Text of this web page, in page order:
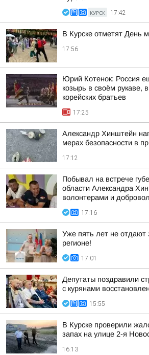
КУРСК 17:42
В Курске отметят День
17:56
Юрий Котенок: Россия
козырь в своём рукаве,
корейских братьев
17:25
Александр Хинштейн
мерах безопасности в
17:12
Побывал на встрече
области Александра
волонтерами и
17:16
Уже пять лет не отдают
регионе!
17:01
Депутаты поздравили
с курянами
15:55
В Курске проверили
запах на улице 2-я
16:13